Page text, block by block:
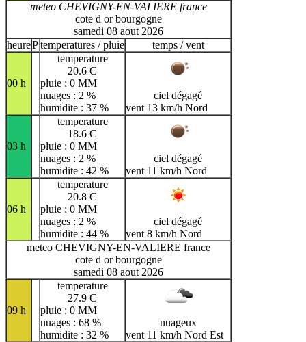
meteo CHEVIGNY-EN-VALIERE france
cote d or bourgogne
samedi 08 aout 2026
heurePtemperatures / pluie temps / vent
00 h
temperature
20.6 C
pluie : 0 MM
nuages : 2 %
humidite : 37 %
ciel dégagé
vent 13 km/h Nord
03 h
temperature
18.6 C
pluie : 0 MM
nuages : 2 %
humidite : 42 %
ciel dégagé
vent 11 km/h Nord
06 h
temperature
20.8 C
pluie : 0 MM
nuages : 2 %
humidite : 44 %
ciel dégagé
vent 8 km/h Nord
meteo CHEVIGNY-EN-VALIERE france
cote d or bourgogne
samedi 08 aout 2026
09 h
temperature
27.9 C
pluie : 0 MM
nuages : 68 %
humidite : 32 %
nuageux
vent 11 km/h Nord Est